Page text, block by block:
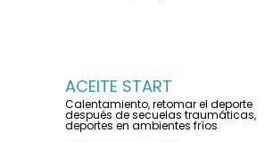
ACEITE START
Calentamiento, retomar el deporte
después de secuelas traumáticas,
deportes en ambientes fríos